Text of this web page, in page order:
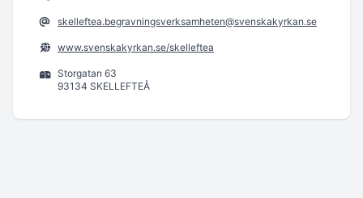
skelleftea.begravningsverksamheten@svenskakyrkan.se
www.svenskakyrkan.se/skelleftea
Storgatan 63
93134 SKELLEFTEÅ